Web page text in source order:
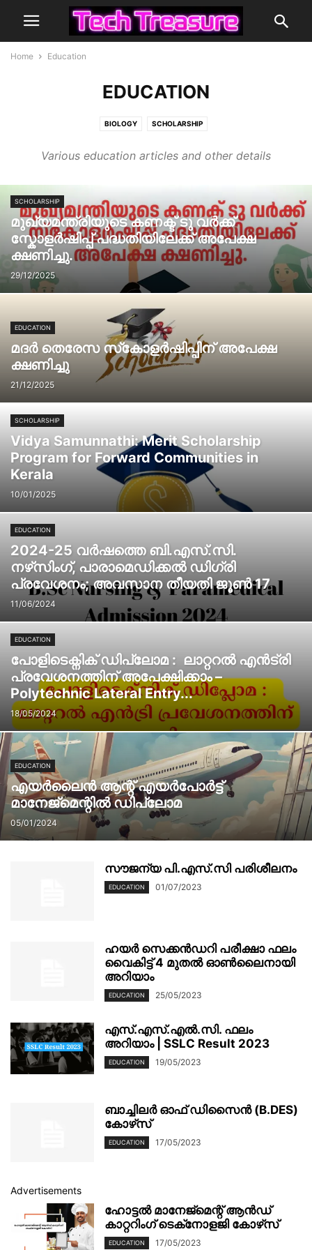
Home Education
EDUCATION
BIOLOGY SCHOLARSHIP
Various education articles and other details
SCHOLARSHIP
മുഖ്യമന്ത്രിയുടെ കണക്ട് ടു വർക്ക്
സ്കോളർഷിപ്പ് പദ്ധതിയിലേക്ക് അപേക്ഷ
ക്ഷണിച്ചു.
29/12/2025
EDUCATION
മദർ തെരേസ സ്‌കോളർഷിപ്പിന് അപേക്ഷ
ക്ഷണിച്ചു
21/12/2025
SCHOLARSHIP
Vidya Samunnathi: Merit Scholarship
Program for Forward Communities in
Kerala
10/01/2025
EDUCATION
2024-25 വർഷത്തെ ബി.എസ്.സി.
നഴ്‌സിംഗ്, പാരാമെഡിക്കൽ ഡിഗ്രി
പ്രവേശനം; അവസാന തീയതി ജൂൺ 17
11/06/2024
EDUCATION
പോളിടെക്നിക് ഡിപ്ലോമ : ലാറ്ററൽ എൻട്രി
പ്രവേശനത്തിന് അപേക്ഷിക്കാം –
Polytechnic Lateral Entry...
18/05/2024
EDUCATION
എയർലൈൻ ആന്റ് എയർപോർട്ട്
മാനേജ്‌മെന്റിൽ ഡിപ്ലോമ
05/01/2024
സൗജന്യ പി.എസ്.സി പരിശീലനം
EDUCATION 01/07/2023
ഹയർ സെക്കൻഡറി പരീക്ഷാ ഫലം
വൈകിട്ട് 4 മുതൽ ഓൺലൈനായി
അറിയാം
EDUCATION 25/05/2023
എസ്.എസ്.എൽ.സി. ഫലം
അറിയാം | SSLC Result 2023
EDUCATION 19/05/2023
ബാച്ചിലർ ഓഫ് ഡിസൈൻ (B.DES)
കോഴ്‌സ്
EDUCATION 17/05/2023
Advertisements
ഹോട്ടൽ മാനേജ്‌മെന്റ് ആൻഡ്
കാറ്ററിംഗ് ടെക്‌നോളജി കോഴ്‌സ്
EDUCATION 17/05/2023